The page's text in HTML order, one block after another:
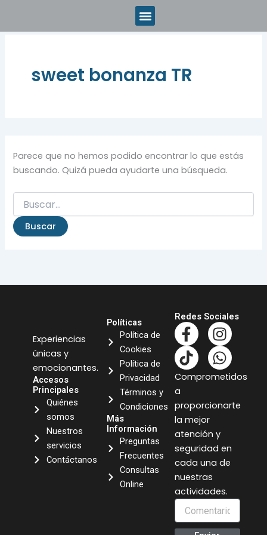
contenido
sweet bonanza TR
Parece que no hemos podido encontrar lo que estás
buscando. Quizá pueda ayudarte una búsqueda.
Experiencias
únicas y
emocionantes.
Accesos
Principales
Quiénes
somos
Nuestros
servicios
Contáctanos
Políticas
Política de
Cookies
Política de
Privacidad
Términos y
Condiciones
Más
Información
Preguntas
Frecuentes
Consultas
Online
Redes Sociales
F
a
c
e
o
o
k
-
f
I
n
s
t
g
a
m
T
i
k
t
k
W
h
a
t
a
p
Comprometidos
a
proporcionarte
la mejor
atención y
seguridad en
cada una de
nuestras
actividades.
Comentario